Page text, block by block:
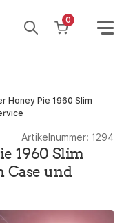
0
Honey Pie 1960 Slim
Artikelnummer: 1294
1960 Slim
Case und